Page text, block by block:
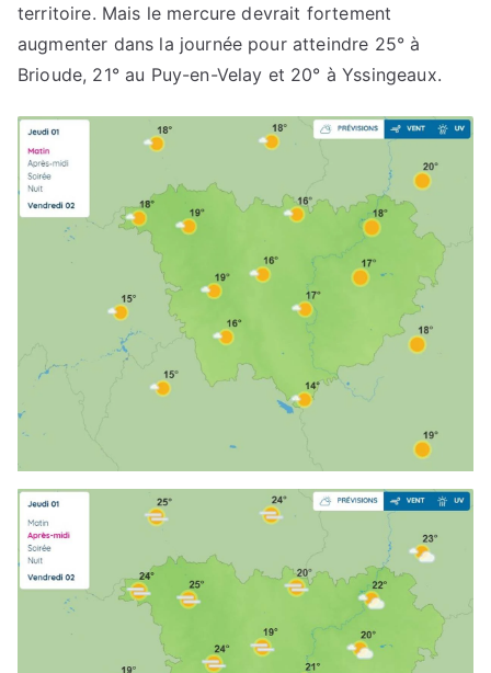
territoire. Mais le mercure devrait fortement
augmenter dans la journée pour atteindre 25° à
Brioude, 21° au Puy-en-Velay et 20° à Yssingeaux.